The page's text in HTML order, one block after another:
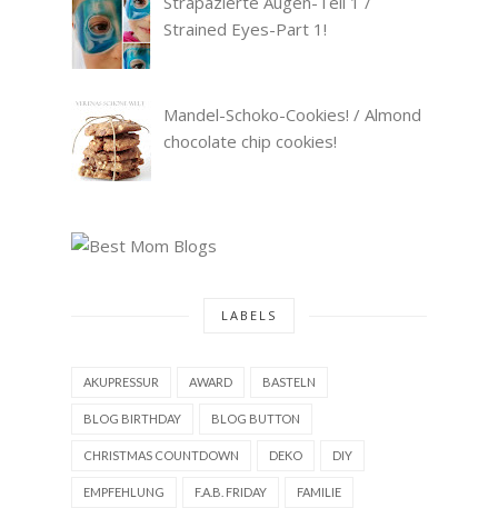
Strained Eyes-Part 1!
Mandel-Schoko-Cookies! / Almond
chocolate chip cookies!
LABELS
AKUPRESSUR AWARD BASTELN
BLOG BIRTHDAY BLOG BUTTON
CHRISTMAS COUNTDOWN DEKO DIY
EMPFEHLUNG F.A.B. FRIDAY FAMILIE